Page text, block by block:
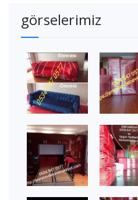
görselerimiz